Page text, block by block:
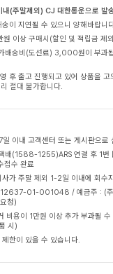
(주말제외) CJ 대한통운으로 발
이 지연될 수 있으니 양해바랍니
이상 구매시(할인 및 적립금 제
배송비(도선료) 3,000원이 부과
후 출고 진행되고 있어 상품을 고
절대 불가합니다.
이내 고객센터 또는 게시판으로
배(1588-1255)ARS 연결 후 1
접수 완료
가 주말 제외 1-2일 이내에 회수
01-001048 / 예금주 : (주
청)
비용이 1만원 이상 추가 부과될
시)
한이 있을 수 있습니다.